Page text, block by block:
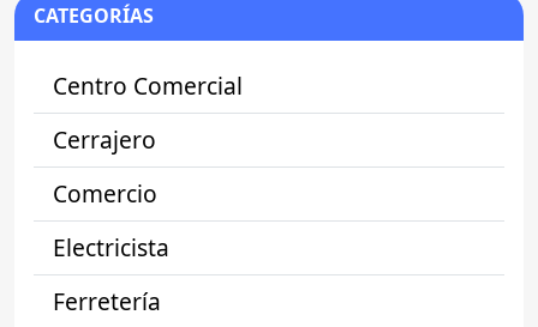
CATEGORÍAS
Centro Comercial
Cerrajero
Comercio
Electricista
Ferretería